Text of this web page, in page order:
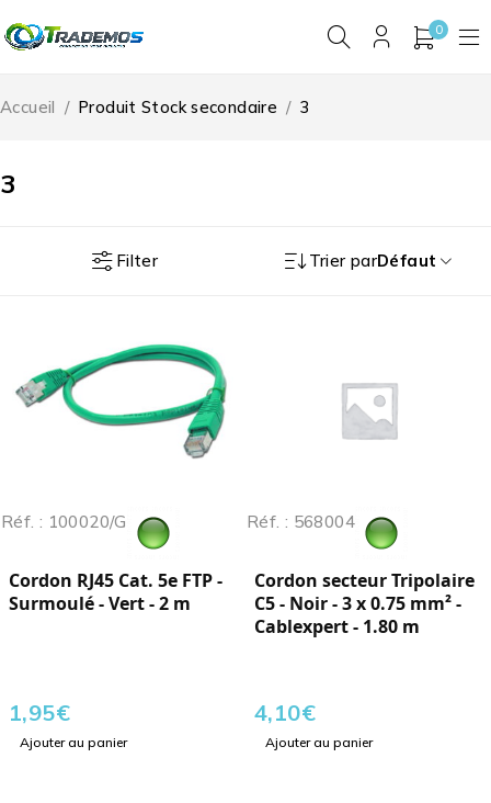
0
3
Accueil / Produit Stock secondaire / 3
Filter Trier parDéfaut
Réf. : 100020/G
Cordon RJ45 Cat. 5e FTP -
Surmoulé - Vert - 2 m
1,95€
Ajouter au panier
Réf. : 568004
Cordon secteur Tripolaire
C5 - Noir - 3 x 0.75 mm² -
Cablexpert - 1.80 m
4,10€
Ajouter au panier